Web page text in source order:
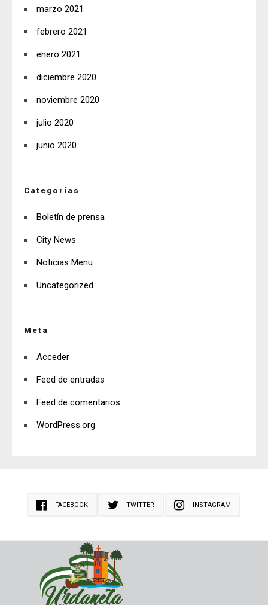
marzo 2021
febrero 2021
enero 2021
diciembre 2020
noviembre 2020
julio 2020
junio 2020
Categorías
Boletín de prensa
City News
Noticias Menu
Uncategorized
Meta
Acceder
Feed de entradas
Feed de comentarios
WordPress.org
FACEBOOK TWITTER INSTAGRAM